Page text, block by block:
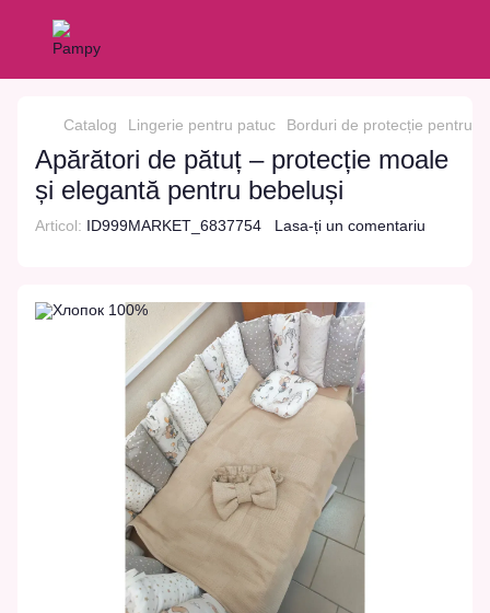
Catalog Lingerie pentru patuc Borduri de protecție pentru
Apărători de pătuț – protecție moale
și elegantă pentru bebeluși
Articol: ID999MARKET_6837754 Lasa-ți un comentariu